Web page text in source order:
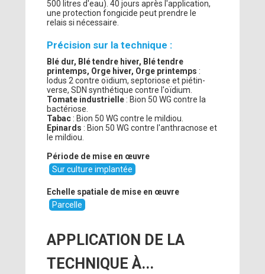
500 litres d'eau). 40 jours après l'application,
une protection fongicide peut prendre le
relais si nécessaire.
Précision sur la technique :
Blé dur, Blé tendre hiver, Blé tendre
printemps, Orge hiver, Orge printemps :
Iodus 2 contre oïdium, septoriose et piétin-
verse, SDN synthétique contre l'oïdium.
Tomate industrielle : Bion 50 WG contre la
bactériose.
Tabac : Bion 50 WG contre le mildiou.
Epinards : Bion 50 WG contre l'anthracnose et
le mildiou.
Période de mise en œuvre
Sur culture implantée
Echelle spatiale de mise en œuvre
Parcelle
APPLICATION DE LA
TECHNIQUE À...